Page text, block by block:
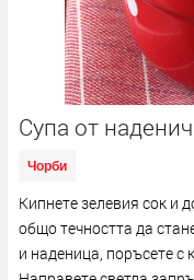
Супа от
Чорби
Кипнете зелевия сок и
общо течността да
и наденица, поръсете с